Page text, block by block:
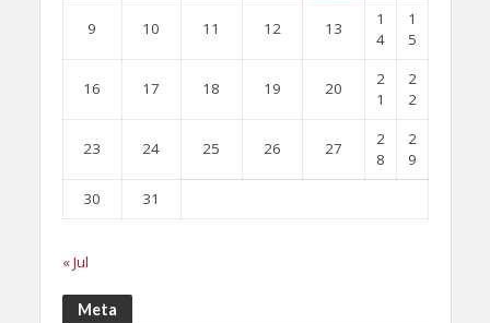
9 10 11 12 13
1
4
1
5
16 17 18 19 20
2
1
2
2
23 24 25 26 27
2
8
2
9
30
31
« Jul
Meta